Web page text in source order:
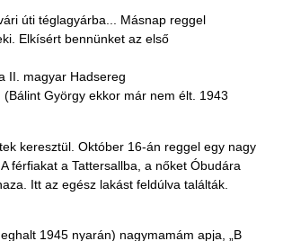
úti téglagyárba... Másnap reggel
Elkísért bennünket az első
II. magyar Hadsereg
György ekkor már nem élt. 1943
keresztül. Október 16-án reggel egy nagy
férfiakat a Tattersallba, a nőket Óbudára
Itt az egész lakást feldúlva találták.
1945 nyarán) nagymamám apja, „B